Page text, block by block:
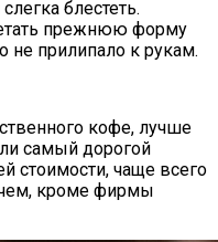
блестеть.
прежнюю форму
не прилипало к рукам.
кофе, лучше
самый дорогой
стоимости, чаще всего
кроме фирмы